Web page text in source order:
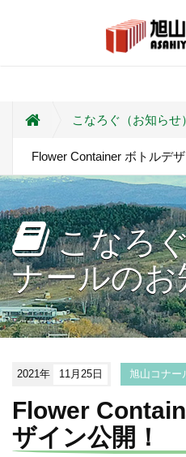
こなろぐ（お知らせ）
Flower Container ボトルデ
こなろ
ナールの
2021年 11月25日 旭山コナー
Flower
ザイン公開！